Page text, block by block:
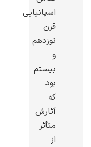
اسپانیایی
قرن
نوزدهم
و
بیستم
بود
که
آثارش
متأثر
از